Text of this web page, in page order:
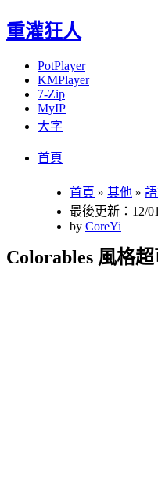
重灌狂人
PotPlayer
KMPlayer
7-Zip
MyIP
大字
首頁
首頁 » 其他 »
最後更新：12/
by CoreYi
Colorables 風格